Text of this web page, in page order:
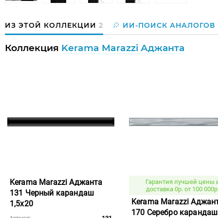
ИЗ ЭТОЙ КОЛЛЕКЦИИ 2 ИИ-ПОИСК АНАЛОГОВ
Коллекция Kerama Marazzi Аджанта
Kerama Marazzi Аджанта
131 Черный карандаш
1,5x20
Гарантия лучшей цены
доставка 0р. от 100 000р.
Kerama Marazzi
170 Серебро карандаш